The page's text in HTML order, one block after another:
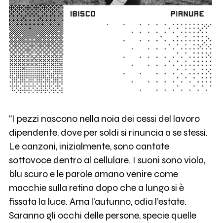
"I pezzi nascono nella noia dei cessi del lavoro
dipendente, dove per soldi si rinuncia a se stessi.
Le canzoni, inizialmente, sono cantate
sottovoce dentro al cellulare. I suoni sono viola,
blu scuro e le parole amano venire come
macchie sulla retina dopo che a lungo si è
fissata la luce. Ama l’autunno, odia l’estate.
Saranno gli occhi delle persone, specie quelle